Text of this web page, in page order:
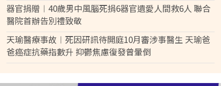
器官捐贈︱40歲男中風腦死捐6器官遺愛人間救6人 聯合
醫院首辦告別禮致敬
天瑜醫療事故︱死因研訊待開庭10月審涉事醫生 天瑜爸
爸癌症抗藥指數升 抑鬱焦慮復發曾暈倒